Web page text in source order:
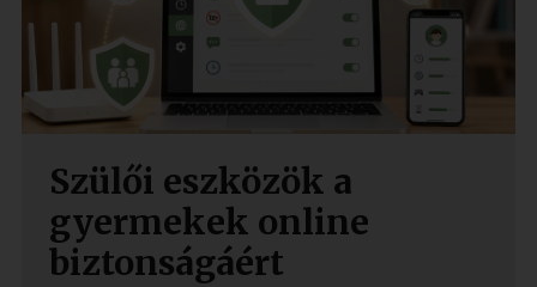
Szülői eszközök a
gyermekek online
biztonságáért